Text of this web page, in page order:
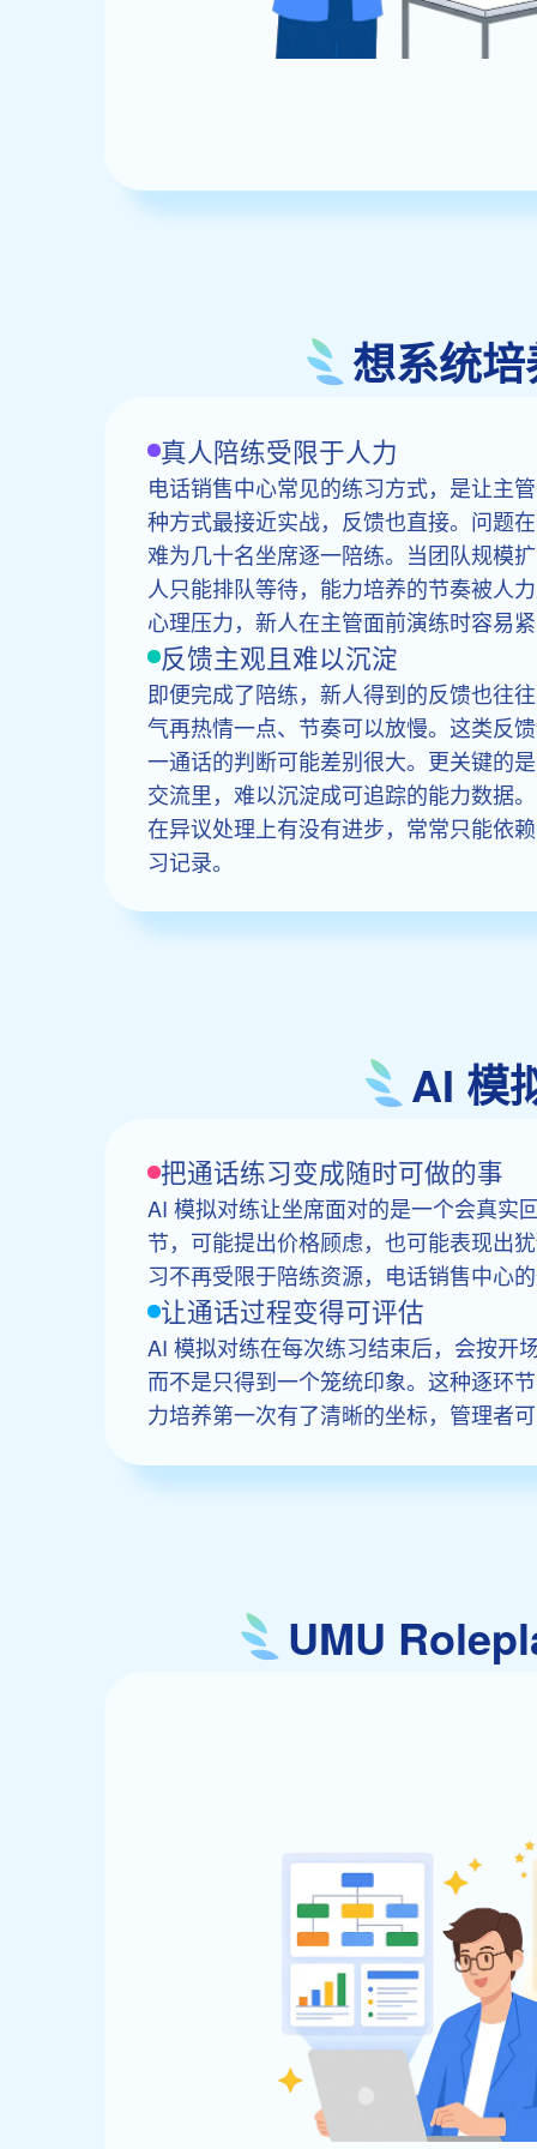
想系统
真人陪练受限于人力
电话销售中心常见的练习方式，是让主
种方式最接近实战，反馈也直接。问题
难为几十名坐席逐一陪练。当团队规模
人只能排队等待，能力培养的节奏被人
心理压力，新人在主管面前演练时容易
反馈主观且难以沉淀
即便完成了陪练，新人得到的反馈也往
气再热情一点、节奏可以放慢。这类反
一通话的判断可能差别很大。更关键的
交流里，难以沉淀成可追踪的能力数据
在异议处理上有没有进步，常常只能依
习记录。
AI 模
把通话练习变成随时可做的事
AI 模拟对练让坐席面对的是一个会真实
节，可能提出价格顾虑，也可能表现出
习不再受限于陪练资源，电话销售中心
让通话过程变得可评估
AI 模拟对练在每次练习结束后，会按开
而不是只得到一个笼统印象。这种逐环
力培养第一次有了清晰的坐标，管理者
UMU